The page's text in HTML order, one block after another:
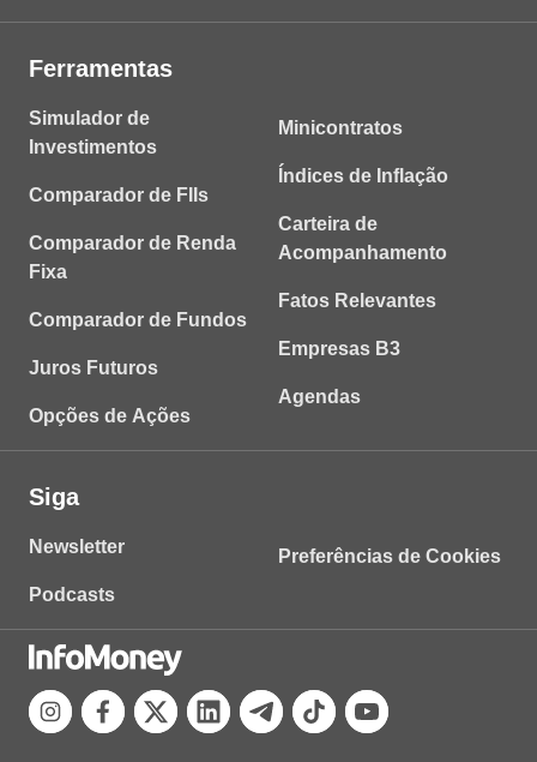
Ferramentas
Simulador de
Investimentos
Comparador de FIIs
Comparador de Renda
Fixa
Comparador de Fundos
Juros Futuros
Opções de Ações
Minicontratos
Índices de Inflação
Carteira de
Acompanhamento
Fatos Relevantes
Empresas B3
Agendas
Siga
Newsletter
Podcasts
Preferências de Cookies